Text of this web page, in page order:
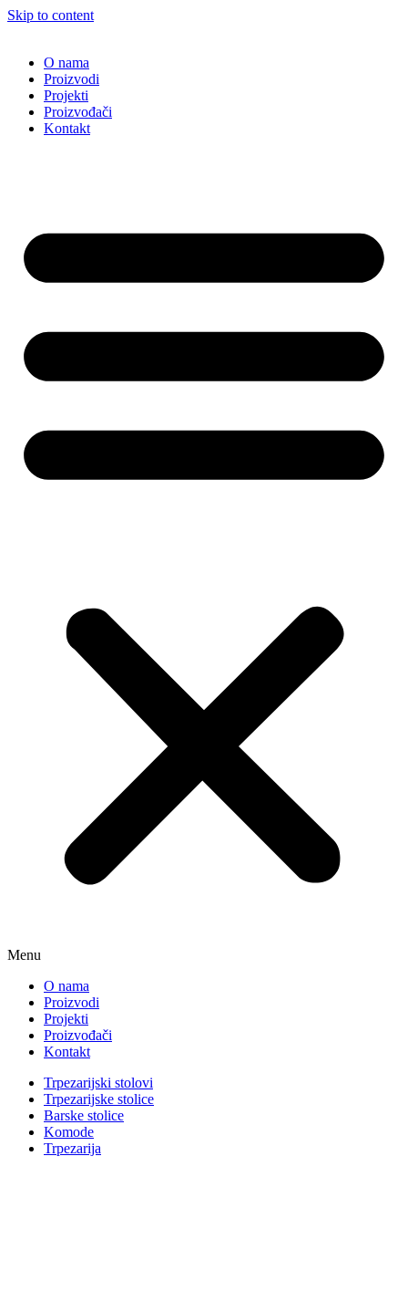
Skip to content
O nama
Proizvodi
Projekti
Proizvođači
Kontakt
Menu
O nama
Proizvodi
Projekti
Proizvođači
Kontakt
Trpezarijski stolovi
Trpezarijske stolice
Barske stolice
Komode
Trpezarija